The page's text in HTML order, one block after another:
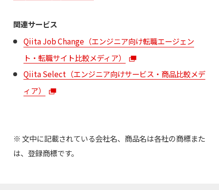
関連サービス
Qiita Job Change（エンジニア向け転職エージェン
ト・転職サイト比較メディア）
Qiita Select（エンジニア向けサービス・商品比較メデ
ィア）
※ 文中に記載されている会社名、商品名は各社の商標また
は、登録商標です。